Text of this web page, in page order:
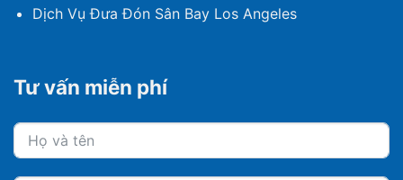
Dịch Vụ Đưa Đón Sân Bay Los Angeles
Tư vấn miễn phí